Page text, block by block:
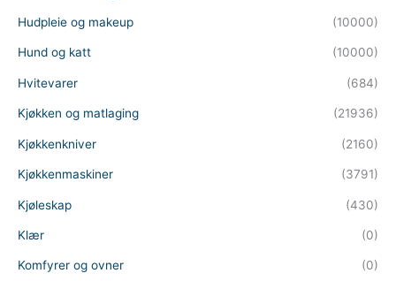
Hudpleie og makeup (10000)
Hund og katt (10000)
Hvitevarer (684)
Kjøkken og matlaging (21936)
Kjøkkenkniver (2160)
Kjøkkenmaskiner (3791)
Kjøleskap (430)
Klær (0)
Komfyrer og ovner (0)